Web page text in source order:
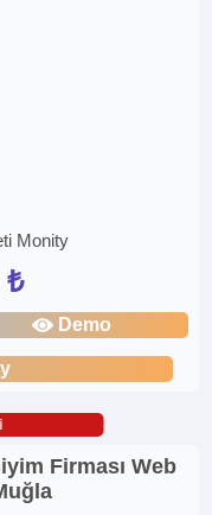
Monity
₺
Demo